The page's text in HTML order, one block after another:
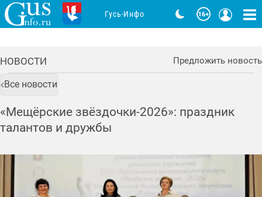
НОВОСТИ Предложить новость
Все новости
«Мещёрские звёздочки-2026»: праздник
талантов и дружбы
Гусь-Инфо